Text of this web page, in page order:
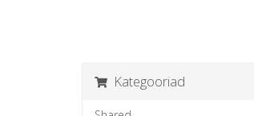
Kategooriad